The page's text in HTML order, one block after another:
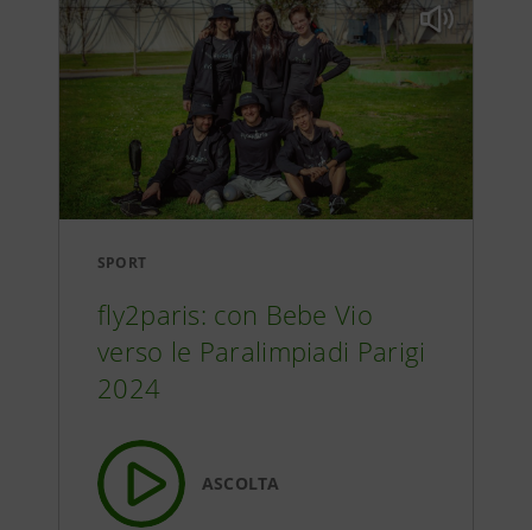
SPORT
fly2paris: con Bebe Vio
verso le Paralimpiadi Parigi
2024
ASCOLTA